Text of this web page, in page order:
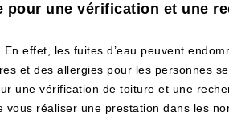
pour une vérification et une
effet, les fuites d’eau peuvent
et des allergies pour les personnes
une vérification de toiture et une
réaliser une prestation dans les